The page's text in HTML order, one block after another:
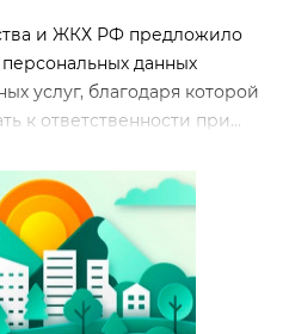
и ЖКХ РФ предложило
данных
услуг, благодаря которой
к ответственности при...